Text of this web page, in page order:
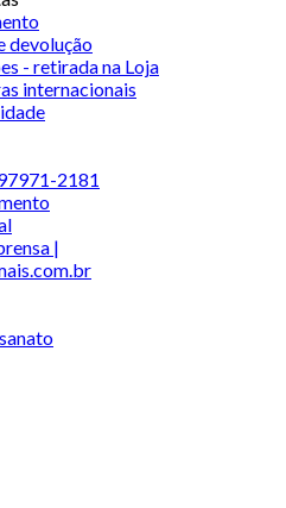
devolução
- retirada na Loja
internacionais
2181
|